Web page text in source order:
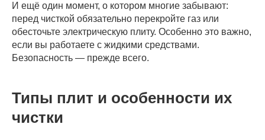
И ещё один момент, о котором многие забывают:
перед чисткой обязательно перекройте газ или
обесточьте электрическую плиту. Особенно это важно,
если вы работаете с жидкими средствами.
Безопасность — прежде всего.
Типы плит и особенности их
чистки